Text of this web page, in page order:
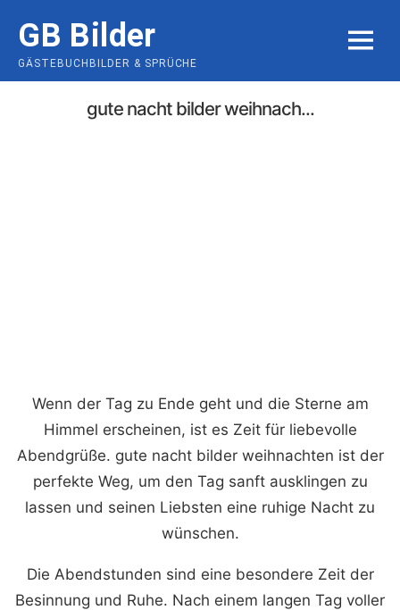
content
GB Bilder
GÄSTEBUCHBILDER & SPRÜCHE
MENU
gute nacht bilder weihnach...
Wenn der Tag zu Ende geht und die Sterne am
Himmel erscheinen, ist es Zeit für liebevolle
Abendgrüße. gute nacht bilder weihnachten ist der
perfekte Weg, um den Tag sanft ausklingen zu
lassen und seinen Liebsten eine ruhige Nacht zu
wünschen.
Die Abendstunden sind eine besondere Zeit der
Besinnung und Ruhe. Nach einem langen Tag voller